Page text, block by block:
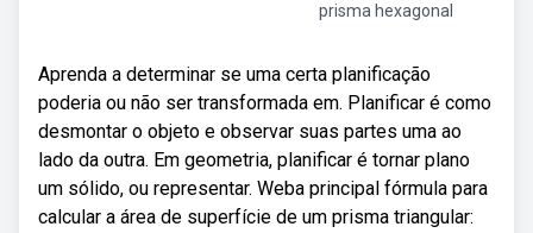
prisma hexagonal
Aprenda a determinar se uma certa planificação
poderia ou não ser transformada em. Planificar é como
desmontar o objeto e observar suas partes uma ao
lado da outra. Em geometria, planificar é tornar plano
um sólido, ou representar. Weba principal fórmula para
calcular a área de superfície de um prisma triangular: